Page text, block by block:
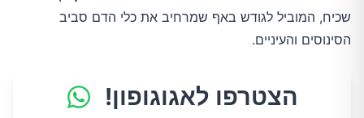
שכיח, המוביל לגודש באף שמרחיב את כלי הדם סביב
הסינוסים והעיניים.
הצטרפו לאגוגופון!